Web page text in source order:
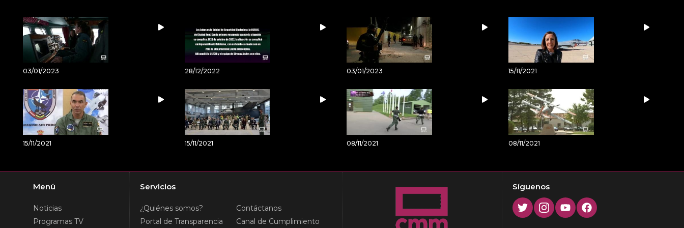
03/01/2023 28/12/2022 03/01/2023 15/11/2021
15/11/2021 15/11/2021 08/11/2021 08/11/2021
Menú
Noticias
Programas TV
Servicios
¿Quiénes somos?
Portal de Transparencia
Contáctanos
Canal de Cumplimiento
Síguenos
TwitterInstagram
YoutubeFacebook